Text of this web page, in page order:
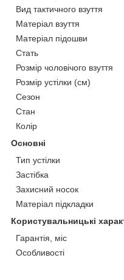
Вид тактичного взуття
Матеріал взуття
Матеріал підошви
Стать
Розмір чоловічого взуття
Розмір устілки (см)
Сезон
Стан
Колір
Основні
Тип устілки
Застібка
Захисний носок
Матеріал підкладки
Користувальницькі
Гарантія, міс
Особливості